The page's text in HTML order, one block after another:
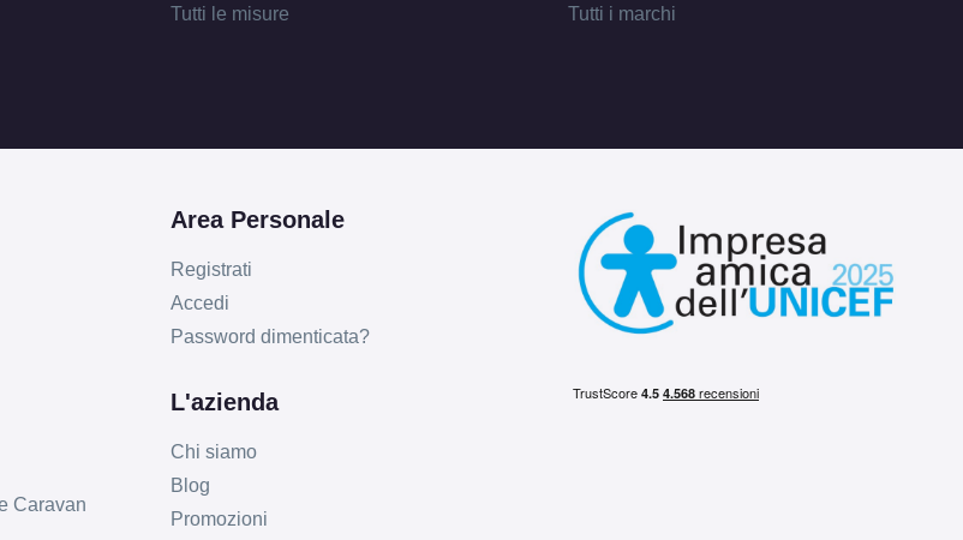
Tutti le misure
Tutti i marchi
Caravan
Area Personale
Registrati
Accedi
Password dimenticata?
L'azienda
Chi siamo
Blog
Promozioni